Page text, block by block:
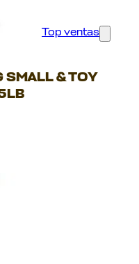
Top ventas
SMALL & TOY